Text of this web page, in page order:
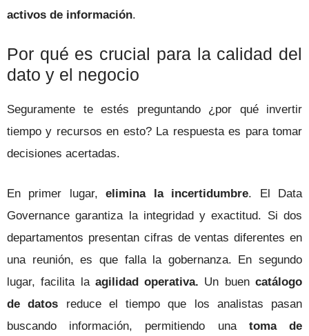
activos de información.
Por qué es crucial para la calidad del
dato y el negocio
Seguramente te estés preguntando ¿por qué invertir
tiempo y recursos en esto? La respuesta es para tomar
decisiones acertadas.
En primer lugar,elimina la incertidumbre. El Data
Governance garantiza la integridad y exactitud. Si dos
departamentos presentan cifras de ventas diferentes en
una reunión, es que falla la gobernanza. En segundo
lugar, facilita la agilidad operativa. Un buencatálogo
de datos reduce el tiempo que los analistas pasan
buscando información, permitiendo una toma de